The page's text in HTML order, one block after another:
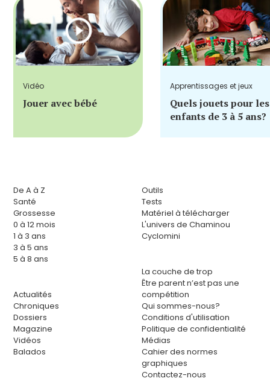
Vidéo
Jouer avec bébé
Apprentissages et jeux
Quels jouets pour les
enfants de 3 à 5 ans?
De A à Z
Santé
Grossesse
0 à 12 mois
1 à 3 ans
3 à 5 ans
5 à 8 ans
Actualités
Chroniques
Dossiers
Magazine
Vidéos
Balados
Outils
Tests
Matériel à télécharger
L'univers de Chaminou
Cyclomini
La couche de trop
Être parent n’est pas une
compétition
Qui sommes-nous?
Conditions d'utilisation
Politique de confidentialité
Médias
Cahier des normes
graphiques
Contactez-nous